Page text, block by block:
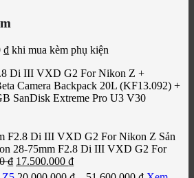
₫ khi mua kèm phụ kiện
+
+
Sản
28-75mm F2.8 Di III VXD G2 For
₫ Giá
gốc
17.500.000 ₫Giá
hiện